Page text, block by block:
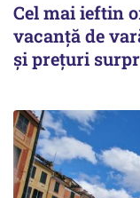
Cel mai ieftin
vacanță de
și prețuri